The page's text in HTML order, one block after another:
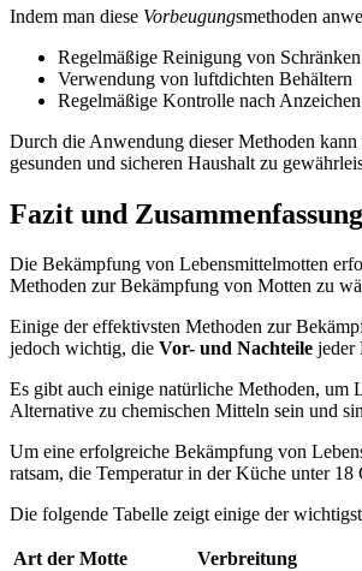
Indem man diese Vorbeugungsmethoden
Regelmäßige Reinigung von
Verwendung von luftdichten Behältern
Regelmäßige Kontrolle nach
Durch die Anwendung dieser Methoden
gesunden und sicheren Haushalt zu
Fazit und Zusammenfassung
Die Bekämpfung von Lebensmittelmotten
Methoden zur Bekämpfung von Motten zu
Einige der effektivsten Methoden zur
jedoch wichtig, die Vor- und Nachteile jeder
Es gibt auch einige natürliche Methoden, um
Alternative zu chemischen Mitteln sein und
Um eine erfolgreiche Bekämpfung von
ratsam, die Temperatur in der Küche unter
Die folgende Tabelle zeigt einige der
Art der Motte Verbreitung